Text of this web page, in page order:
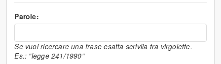
Parole:
Se vuoi ricercare una frase esatta scrivila tra virgolette.
Es.: "legge 241/1990"